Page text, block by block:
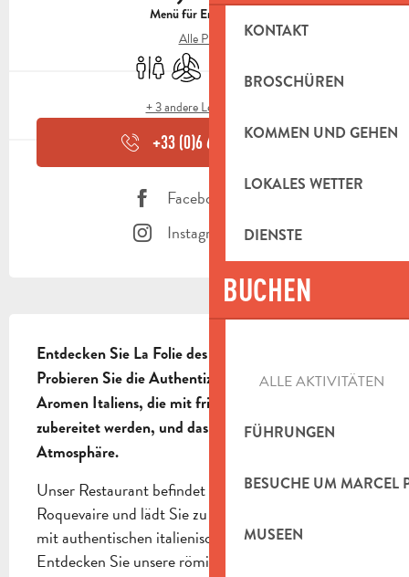
KONTAKT
BROSCHÜREN
KOMMEN UND GEHEN
LOKALES WETTER
DIENSTE
BUCHEN
ALLE AKTIVITÄTEN
FÜHRUNGEN
BESUCHE UM MARCEL
MUSEEN
Menü für Erwachsene
Alle Preise
ToilettenKlimaanlage
+ 3 andere Leistung(en)
+33 (0)6 66 02 01▒▒
Facebook Seite
Instagram Seite
Entdecken Sie La Folie des Pâtes in Roquevaire.
Probieren Sie die Authentizität und die exquisiten
Aromen Italiens, die mit frischen, lokalen Produkten
zubereitet werden, und das alles in einer einladenden
Atmosphäre.
Unser Restaurant befindet sich im Herzen von
Roquevaire und lädt Sie zu einer kulinarischen Reise
mit authentischen italienischen Aromen ein.
Entdecken Sie unsere römischen Spezialitäten mit